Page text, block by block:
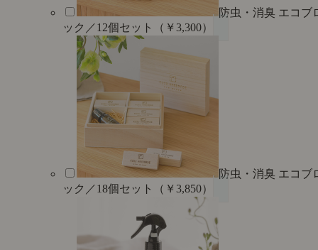
防虫・消臭 エコブ
ック／12個セット（￥3,300）
防虫・消臭 エコブ
ック／18個セット（￥3,850）